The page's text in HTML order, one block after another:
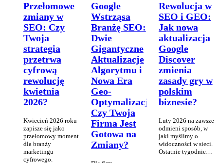
Przełomowe
zmiany w
SEO: Czy
Twoja
strategia
przetrwa
cyfrową
rewolucję
kwietnia
2026?
Kwiecień 2026 roku
zapisze się jako
przełomowy moment
dla branży
marketingu
cyfrowego.
Google
Wstrząsa
Branżę SEO:
Dwie
Gigantyczne
Aktualizacje
Algorytmu i
Nowa Era
Geo-
Optymalizacji!
Czy Twoja
Firma Jest
Gotowa na
Zmiany?
Rewolucja w
SEO i GEO:
Jak nowa
aktualizacja
Google
Discover
zmienia
zasady gry w
polskim
biznesie?
Luty 2026 na zawsze
odmieni sposób, w
jaki myślimy o
widoczności w sieci.
Ostatnie tygodnie…